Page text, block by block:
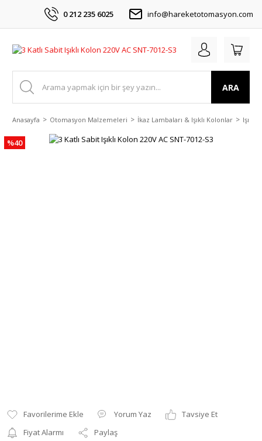
0 212 235 6025 info@hareketotomasyon.com
ARA
Anasayfa Otomasyon Malzemeleri İkaz Lambaları & Işıklı Kolonlar Işıklı
%40
Yorum Yaz
Tavsiye Et
Fiyat Alarmı
Paylaş